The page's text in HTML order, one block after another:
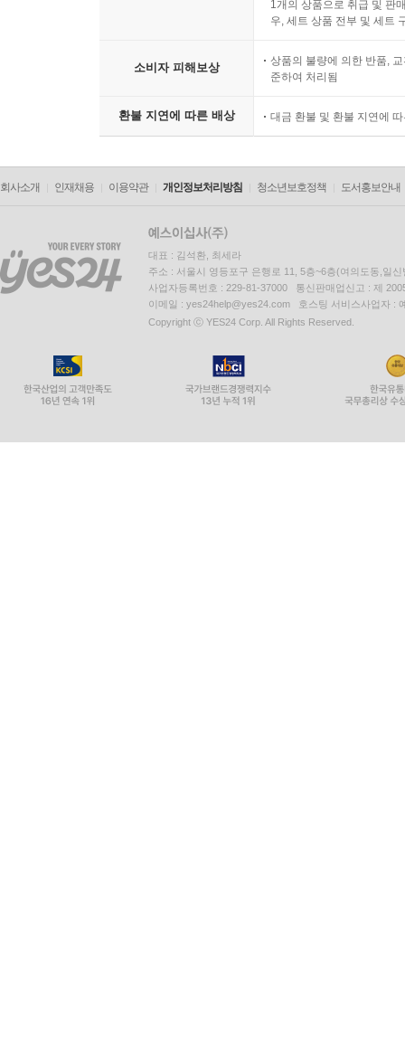
1개의 상품으로 취급 및 판
우, 세트 상품 전부 및 세트
소비자 피해보상
상품의 불량에 의한 반품,
준하여 처리됨
환불 지연에 따른 배상 대금 환불 및 환불 지연에
회사소개 인재채용 이용약관 개인정보처리방침 청소년보호정책 도서홍보안내
대표 : 김석환, 최세라
주소 : 서울시 영등포구 은행로 11, 5층~6층(여의도동,일신
사업자등록번호 : 229-81-37000 통신판매업신고 : 제
이메일 : yes24help@yes24.com 호스팅 서비스사업자 :
Copyright ⓒ YES24 Corp. All Rights Reserved.